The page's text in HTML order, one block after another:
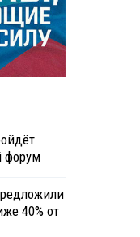
форум
40% от